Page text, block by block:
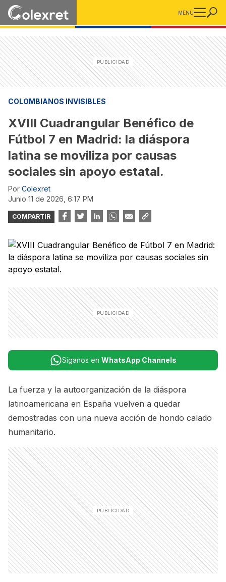
MENÚ
COLOMBIANOS INVISIBLES
XVIII Cuadrangular Benéfico de
Fútbol 7 en Madrid: la diáspora
latina se moviliza por causas
sociales sin apoyo estatal.
Por Colexret
junio 11 de 2026, 6:17 PM
COMPARTIR
Síganos en WhatsApp Channels
La fuerza y la autoorganización de la diáspora
latinoamericana en España vuelven a quedar
demostradas con una nueva acción de hondo calado
humanitario.